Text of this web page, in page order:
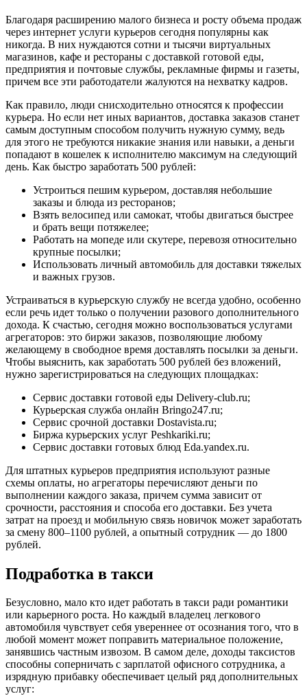
Благодаря расширению малого бизнеса и росту объема продаж
через интернет услуги курьеров сегодня популярны как
никогда. В них нуждаются сотни и тысячи виртуальных
магазинов, кафе и рестораны с доставкой готовой еды,
предприятия и почтовые службы, рекламные фирмы и газеты,
причем все эти работодатели жалуются на нехватку кадров.
Как правило, люди снисходительно относятся к профессии
курьера. Но если нет иных вариантов, доставка заказов станет
самым доступным способом получить нужную сумму, ведь
для этого не требуются никакие знания или навыки, а деньги
попадают в кошелек к исполнителю максимум на следующий
день. Как быстро заработать 500 рублей:
Устроиться пешим курьером, доставляя небольшие
заказы и блюда из ресторанов;
Взять велосипед или самокат, чтобы двигаться быстрее
и брать вещи потяжелее;
Работать на мопеде или скутере, перевозя относительно
крупные посылки;
Использовать личный автомобиль для доставки тяжелых
и важных грузов.
Устраиваться в курьерскую службу не всегда удобно, особенно
если речь идет только о получении разового дополнительного
дохода. К счастью, сегодня можно воспользоваться услугами
агрегаторов: это биржи заказов, позволяющие любому
желающему в свободное время доставлять посылки за деньги.
Чтобы выяснить, как заработать 500 рублей без вложений,
нужно зарегистрироваться на следующих площадках:
Сервис доставки готовой еды Delivery-club.ru;
Курьерская служба онлайн Bringo247.ru;
Сервис срочной доставки Dostavista.ru;
Биржа курьерских услуг Peshkariki.ru;
Сервис доставки готовых блюд Eda.yandex.ru.
Для штатных курьеров предприятия используют разные
схемы оплаты, но агрегаторы перечисляют деньги по
выполнении каждого заказа, причем сумма зависит от
срочности, расстояния и способа его доставки. Без учета
затрат на проезд и мобильную связь новичок может заработать
за смену 800–1100 рублей, а опытный сотрудник — до 1800
рублей.
Подработка в такси
Безусловно, мало кто идет работать в такси ради романтики
или карьерного роста. Но каждый владелец легкового
автомобиля чувствует себя увереннее от осознания того, что в
любой момент может поправить материальное положение,
занявшись частным извозом. В самом деле, доходы таксистов
способны соперничать с зарплатой офисного сотрудника, а
изрядную прибавку обеспечивает целый ряд дополнительных
услуг: